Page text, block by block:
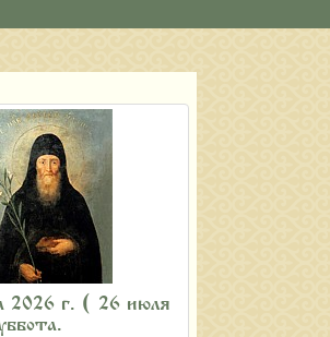
2026 г. ( 26 июля